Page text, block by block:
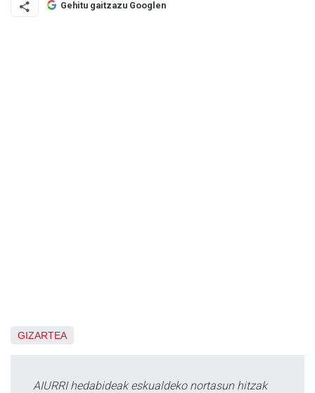
Gehitu gaitzazu Googlen
GIZARTEA
AIURRI hedabideak eskualdeko nortasun hitzak